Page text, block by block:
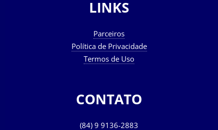
LINKS
Parceiros
Política de Privacidade
Termos de Uso
CONTATO
(84) 9 9136-2883